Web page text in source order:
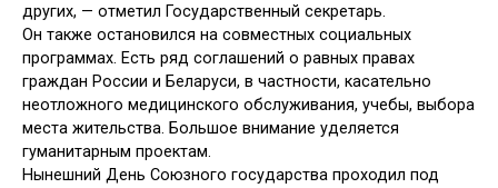
других, — отметил Государственный секретарь.
Он также остановился на совмест­ных социальных
программах. Есть ряд соглашений о равных правах
граждан России и Беларуси, в частности, ка­сательно
неотложного медицинского обслуживания, учебы, выбора
места жительства. Большое внимание уделя­ется
гуманитарным проектам.
Нынешний День Союзного государ­ства проходил под